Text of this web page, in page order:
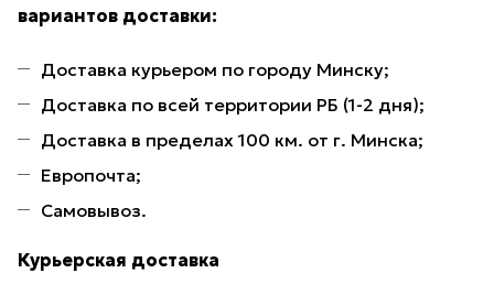
вариантов доставки:
Доставка курьером по городу Минску;
Доставка по всей территории РБ (1-2 дня);
Доставка в пределах 100 км. от г. Минска;
Европочта;
Самовывоз.
Курьерская доставка